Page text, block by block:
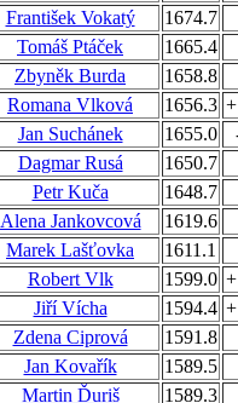
František Vokatý
1674.7
Tomáš Ptáček
1665.4
Zbyněk Burda
1658.8
Romana Vlková 1656.3
Jan Suchánek 1655.0
Dagmar Rusá
1650.7
Petr Kuča
1648.7
Alena Jankovcová
1619.6
Marek Lašťovka
1611.1
Robert Vlk 1599.0
Jiří Vícha 1594.4
Zdena Ciprová
1591.8
Jan Kovařík
1589.5
Martin Ďuriš
1589.3